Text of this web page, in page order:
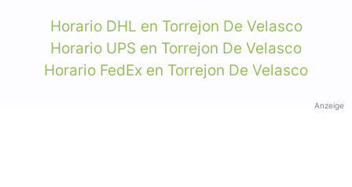
Horario DHL en Torrejon De Velasco
Horario UPS en Torrejon De Velasco
Horario FedEx en Torrejon De Velasco
Anzeige